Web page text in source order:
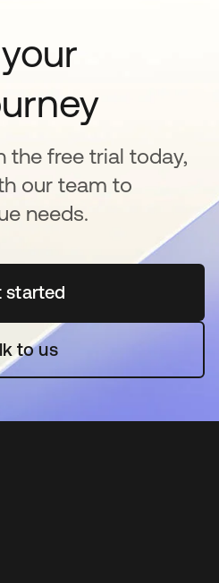
the free trial today,
our team to
needs.
started
新しいタブで開く
to us